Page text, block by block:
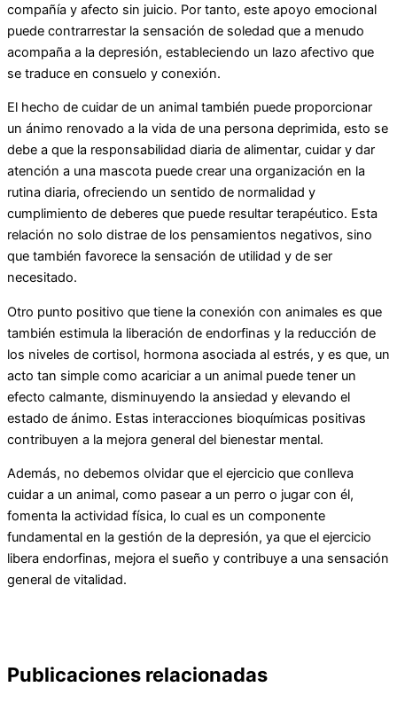
compañía y afecto sin juicio. Por tanto, este apoyo emocional
puede contrarrestar la sensación de soledad que a menudo
acompaña a la depresión, estableciendo un lazo afectivo que
se traduce en consuelo y conexión.
El hecho de cuidar de un animal también puede proporcionar
un ánimo renovado a la vida de una persona deprimida, esto se
debe a que la responsabilidad diaria de alimentar, cuidar y dar
atención a una mascota puede crear una organización en la
rutina diaria, ofreciendo un sentido de normalidad y
cumplimiento de deberes que puede resultar terapéutico. Esta
relación no solo distrae de los pensamientos negativos, sino
que también favorece la sensación de utilidad y de ser
necesitado.
Otro punto positivo que tiene la conexión con animales es que
también estimula la liberación de endorfinas y la reducción de
los niveles de cortisol, hormona asociada al estrés, y es que, un
acto tan simple como acariciar a un animal puede tener un
efecto calmante, disminuyendo la ansiedad y elevando el
estado de ánimo. Estas interacciones bioquímicas positivas
contribuyen a la mejora general del bienestar mental.
Además, no debemos olvidar que el ejercicio que conlleva
cuidar a un animal, como pasear a un perro o jugar con él,
fomenta la actividad física, lo cual es un componente
fundamental en la gestión de la depresión, ya que el ejercicio
libera endorfinas, mejora el sueño y contribuye a una sensación
general de vitalidad.
Publicaciones relacionadas